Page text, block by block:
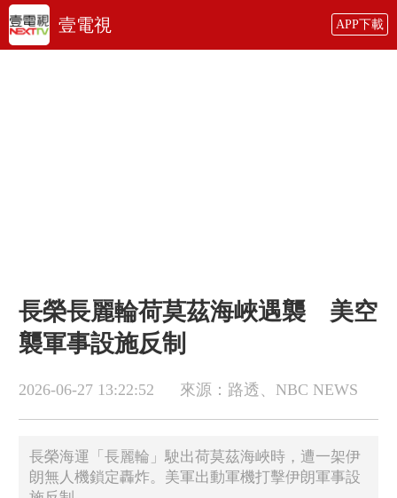
壹電視 APP下載
長榮長麗輪荷莫茲海峽遇襲 美空
襲軍事設施反制
2026-06-27 13:22:52 來源：路透、NBC NEWS
長榮海運「長麗輪」駛出荷莫茲海峽時，遭一架伊
朗無人機鎖定轟炸。美軍出動軍機打擊伊朗軍事設